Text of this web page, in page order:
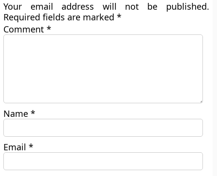
Your email address will not be published.
Required fields are marked*
Comment*
Name*
Email*